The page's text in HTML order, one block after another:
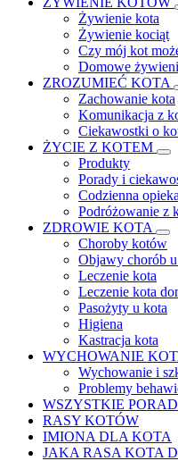
Żywienie kota
Żywienie kociąt
Czy mój kot
Domowe
ZROZUMIEĆ KOTA
Zachowanie kota
Komunikacja z
Ciekawostki o
ŻYCIE Z KOTEM
Produkty
Porady i
Codzienna
Podróżowanie z
ZDROWIE KOTA
Choroby kotów
Objawy chorób
Leczenie kota
Leczenie kota
Pasożyty u kota
Higiena
Kastracja kota
WYCHOWANIE
Wychowanie i
Problemy
WSZYSTKIE
RASY KOTÓW
IMIONA DLA KOTA
JAKA RASA KOTA